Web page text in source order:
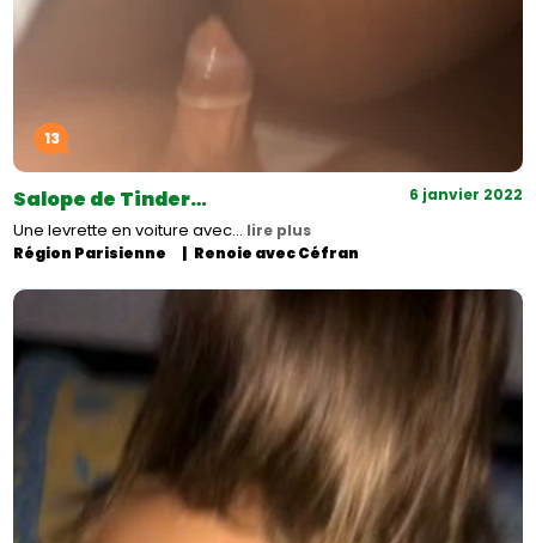
13
Salope de Tinder… 6 janvier 2022
Une levrette en voiture avec… lire plus
Région Parisienne
Renoie avec Céfran